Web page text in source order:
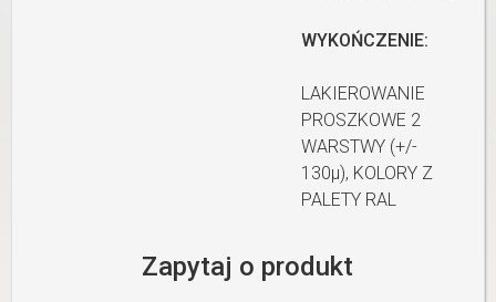
WYKOŃCZENIE:
LAKIEROWANIE
PROSZKOWE 2
WARSTWY (+/-
130µ), KOLORY Z
PALETY RAL
Zapytaj o produkt